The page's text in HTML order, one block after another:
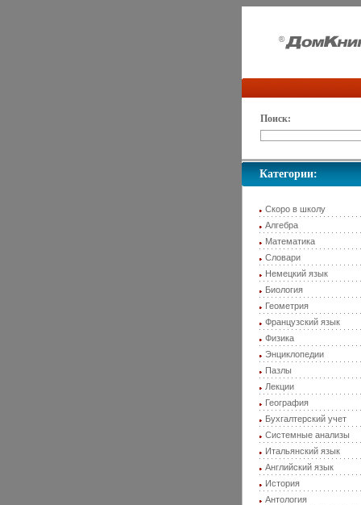
Поиск:
Категории:
Скоро в школу
Алгебра
Математика
Словари
Немецкий язык
Биология
Геометрия
Французский язык
Физика
Энциклопедии
Пазлы
Лекции
География
Бухгалтерский учет
Системные анализы
Итальянский язык
Английский язык
История
Антология